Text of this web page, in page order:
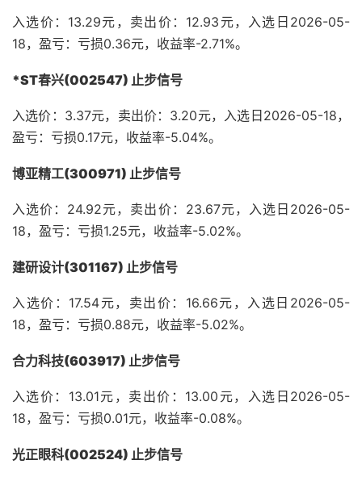
入选价：13.29元，卖出价：12.93元，入选日2026-05-
18，盈亏：亏损0.36元，收益率-2.71%。
*ST春兴(002547) 止步信号
入选价：3.37元，卖出价：3.20元，入选日2026-05-18，
盈亏：亏损0.17元，收益率-5.04%。
博亚精工(300971) 止步信号
入选价：24.92元，卖出价：23.67元，入选日2026-05-
18，盈亏：亏损1.25元，收益率-5.02%。
建研设计(301167) 止步信号
入选价：17.54元，卖出价：16.66元，入选日2026-05-
18，盈亏：亏损0.88元，收益率-5.02%。
合力科技(603917) 止步信号
入选价：13.01元，卖出价：13.00元，入选日2026-05-
18，盈亏：亏损0.01元，收益率-0.08%。
光正眼科(002524) 止步信号